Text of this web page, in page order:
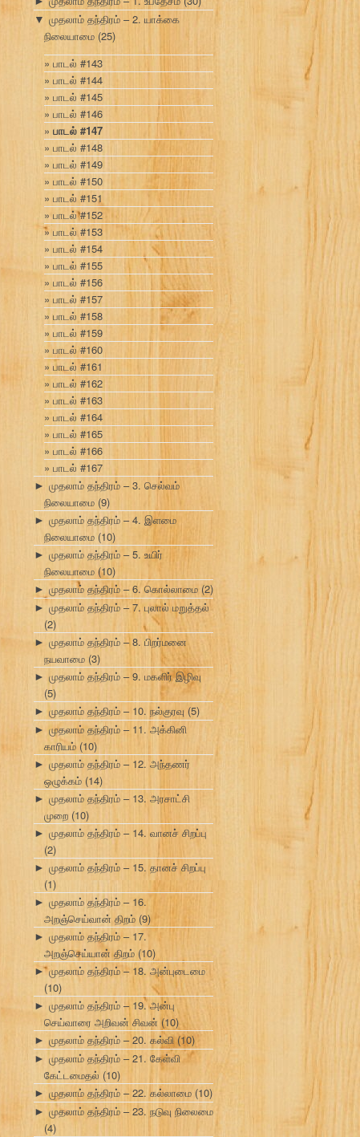
▼ முதலாம் தந்திரம் – 2. யாக்கை
நிலையாமை (25)
பாடல் #143
பாடல் #144
பாடல் #145
பாடல் #146
பாடல் #147
பாடல் #148
பாடல் #149
பாடல் #150
பாடல் #151
பாடல் #152
பாடல் #153
பாடல் #154
பாடல் #155
பாடல் #156
பாடல் #157
பாடல் #158
பாடல் #159
பாடல் #160
பாடல் #161
பாடல் #162
பாடல் #163
பாடல் #164
பாடல் #165
பாடல் #166
பாடல் #167
► முதலாம் தந்திரம் – 3. செல்வம்
நிலையாமை (9)
► முதலாம் தந்திரம் – 4. இளமை
நிலையாமை (10)
► முதலாம் தந்திரம் – 5. உயிர்
நிலையாமை (10)
► முதலாம் தந்திரம் – 6. கொல்லாமை (2)
► முதலாம் தந்திரம் – 7. புலால் மறுத்தல்
(2)
► முதலாம் தந்திரம் – 8. பிறர்மனை
நயவாமை (3)
► முதலாம் தந்திரம் – 9. மகளிர் இழிவு
(5)
► முதலாம் தந்திரம் – 10. நல்குரவு (5)
► முதலாம் தந்திரம் – 11. அக்கினி
காரியம் (10)
► முதலாம் தந்திரம் – 12. அந்தணர்
ஒழுக்கம் (14)
► முதலாம் தந்திரம் – 13. அரசாட்சி
முறை (10)
► முதலாம் தந்திரம் – 14. வானச் சிறப்பு
(2)
► முதலாம் தந்திரம் – 15. தானச் சிறப்பு
(1)
► முதலாம் தந்திரம் – 16.
அறஞ்செய்வான் திறம் (9)
► முதலாம் தந்திரம் – 17.
அறஞ்செய்யான் திறம் (10)
► முதலாம் தந்திரம் – 18. அன்புடைமை
(10)
► முதலாம் தந்திரம் – 19. அன்பு
செய்வாரை அறிவன் சிவன் (10)
► முதலாம் தந்திரம் – 20. கல்வி(10)
► முதலாம் தந்திரம் – 21. கேள்வி
கேட்டமைதல் (10)
► முதலாம் தந்திரம் – 22. கல்லாமை (10)
► முதலாம் தந்திரம் – 23. நடுவு நிலைமை
(4)